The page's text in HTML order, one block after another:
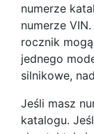
numerze
numerze
rocznik
jednego
silnikowe,
Jeśli masz
katalogu.